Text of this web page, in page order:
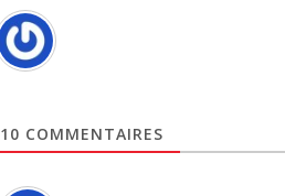
10 COMMENTAIRES